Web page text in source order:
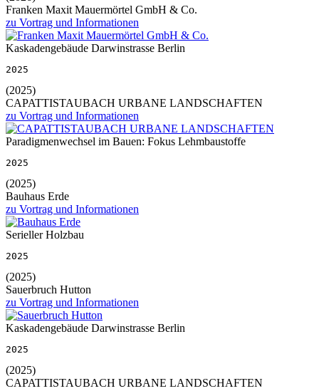
Franken Maxit Mauermörtel GmbH & Co.
zu Vortrag und Informationen
Kaskadengebäude Darwinstrasse Berlin
2025
(2025)
CAPATTISTAUBACH URBANE LANDSCHAFTEN
zu Vortrag und Informationen
Paradigmenwechsel im Bauen: Fokus Lehmbaustoffe
2025
(2025)
Bauhaus Erde
zu Vortrag und Informationen
Serieller Holzbau
2025
(2025)
Sauerbruch Hutton
zu Vortrag und Informationen
Kaskadengebäude Darwinstrasse Berlin
2025
(2025)
CAPATTISTAUBACH URBANE LANDSCHAFTEN